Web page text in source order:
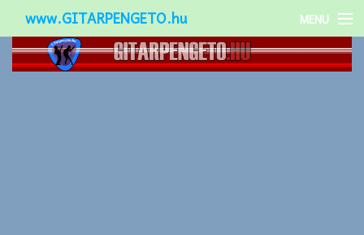
www.GITARPENGETO.hu MENU
Népszerű-